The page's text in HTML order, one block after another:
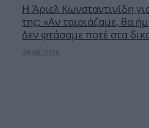
Η Άριελ Κωνσταντινίδη
της: «Αν ταιριάζαμε, θα
Δεν φτάσαμε ποτέ στα
09.08.2026